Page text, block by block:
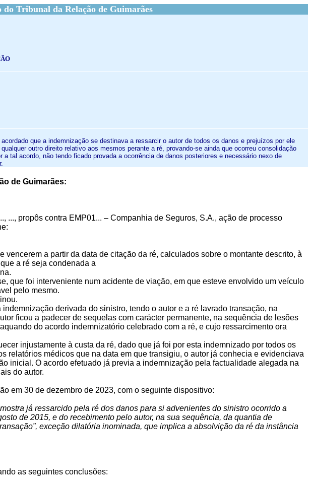
do Tribunal da Relação de Guimarães
que a indemnização se destinava a ressarcir o autor de todos os danos e prejuízos por ele
outro direito relativo aos mesmos perante a ré, provando-se ainda que ocorreu consolidação
tal acordo, não tendo ficado provada a ocorrência de danos posteriores e necessário nexo de
de Guimarães:
..., propôs contra EMP01... – Companhia de Seguros, S.A., ação de processo
a partir da data de citação da ré, calculados sobre o montante descrito, à
a ré seja condenada a
que foi interveniente num acidente de viação, em que esteve envolvido um veículo
pelo mesmo.
derivada do sinistro, tendo o autor e a ré lavrado transação, na
ficou a padecer de sequelas com carácter permanente, na sequência de lesões
do acordo indemnizatório celebrado com a ré, e cujo ressarcimento ora
injustamente à custa da ré, dado que já foi por esta indemnizado por todos os
relatórios médicos que na data em que transigiu, o autor já conhecia e evidenciava
inicial. O acordo efetuado já previa a indemnização pela factualidade alegada na
do autor.
em 30 de dezembro de 2023, com o seguinte dispositivo:
já ressarcido pela ré dos danos para si advenientes do sinistro ocorrido a
de 2015, e do recebimento pelo autor, na sua sequência, da quantia de
exceção dilatória inominada, que implica a absolvição da ré da instância
as seguintes conclusões: